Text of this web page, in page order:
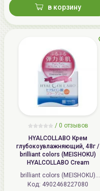
в корзину
/ 0 отзывов
HYALCOLLABO Крем
глубокоувлажняющий, 48г /
brilliant colors (MEISHOKU)
HYALCOLLABO Cream
brilliant colors (MEISHOKU)
(Япония)
Код: 4902468227080